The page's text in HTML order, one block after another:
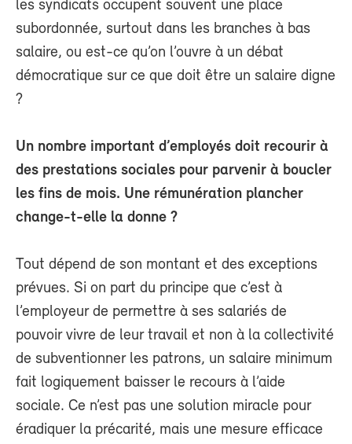
les syndicats occupent souvent une place
subordonnée, surtout dans les branches à bas
salaire, ou est-ce qu’on l’ouvre à un débat
démocratique sur ce que doit être un salaire digne
?
Un nombre important d’employés doit recourir à
des prestations sociales pour parvenir à boucler
les fins de mois. Une rémunération plancher
change-t-elle la donne ?
Tout dépend de son montant et des exceptions
prévues. Si on part du principe que c’est à
l’employeur de permettre à ses salariés de
pouvoir vivre de leur travail et non à la collectivité
de subventionner les patrons, un salaire minimum
fait logiquement baisser le recours à l’aide
sociale. Ce n’est pas une solution miracle pour
éradiquer la précarité, mais une mesure efficace